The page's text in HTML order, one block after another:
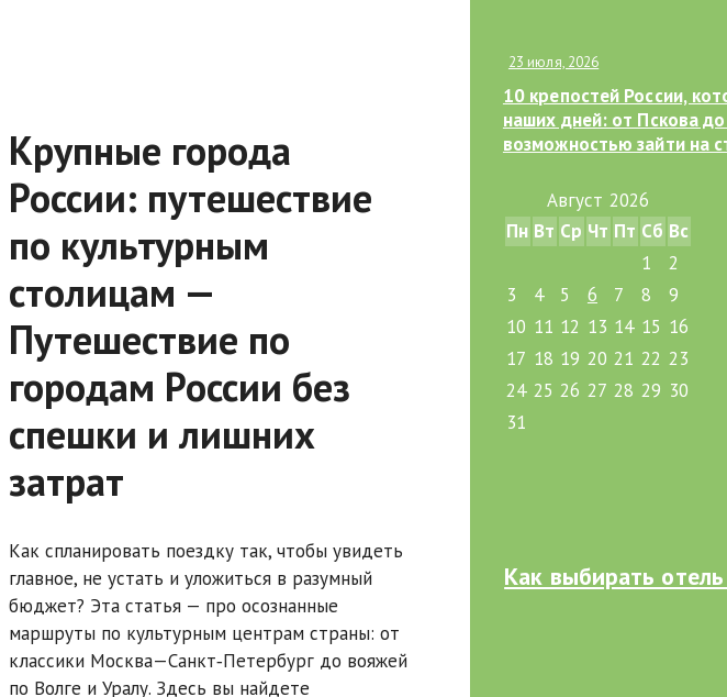
Крупные города
России: путешествие
по культурным
столицам —
Путешествие по
городам России без
спешки и лишних
затрат
Как спланировать поездку так, чтобы увидеть
главное, не устать и уложиться в разумный
бюджет? Эта статья — про осознанные
маршруты по культурным центрам страны: от
классики Москва—Санкт‑Петербург до вояжей
по Волге и Уралу. Здесь вы найдете
23 июля, 2026
10 крепостей России,
наших дней: от Пскова
возможностью зайти на
Август 2026
Пн Вт Ср Чт Пт Сб Вс
1
2
3
4 5 6 7 8
9
10 11 12 13 14 15 16
17 18 19 20 21 22 23
24 25 26 27 28 29 30
31
Как выбирать